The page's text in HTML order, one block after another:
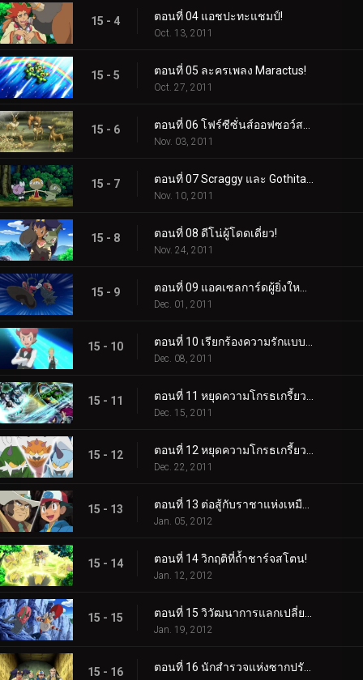
15 - 4 ตอนที่ 04 แอชปะทะแชมป์!
Oct. 13, 2011
15 - 5 ตอนที่ 05 ละครเพลง Maractus!
Oct. 27, 2011
15 - 6
Nov. 03, 2011
15 - 7
Nov. 10, 2011
15 - 8 ตอนที่ 08 ดีโน่ผู้โดดเดี่ยว!
Nov. 24, 2011
15 - 9
Dec. 01, 2011
15 - 10
Dec. 08, 2011
15 - 11
Dec. 15, 2011
15 - 12
Dec. 22, 2011
15 - 13
Jan. 05, 2012
15 - 14 ตอนที่ 14 วิกฤติที่ถ้ำชาร์จสโตน!
Jan. 12, 2012
15 - 15
Jan. 19, 2012
15 - 16